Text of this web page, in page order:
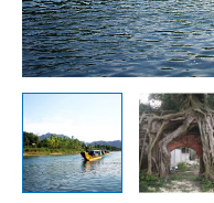
số
lượng